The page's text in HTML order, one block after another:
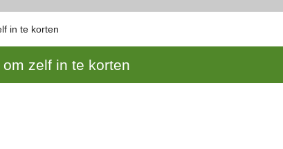
in te korten
zelf in te korten